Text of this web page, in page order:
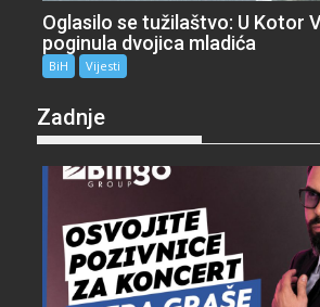
Oglasilo se tužilaštvo: U Kotor
poginula dvojica mladića
BiH Vijesti
Zadnje